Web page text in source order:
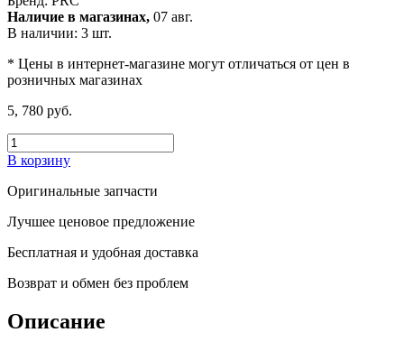
Наличие в магазинах, 07 авг.
В наличии: 3 шт.
* Цены в интернет-магазине могут отличаться от цен в
розничных магазинах
5, 780 руб.
В корзину
Оригинальные запчасти
Лучшее ценовое предложение
Бесплатная и удобная доставка
Возврат и обмен без проблем
Описание